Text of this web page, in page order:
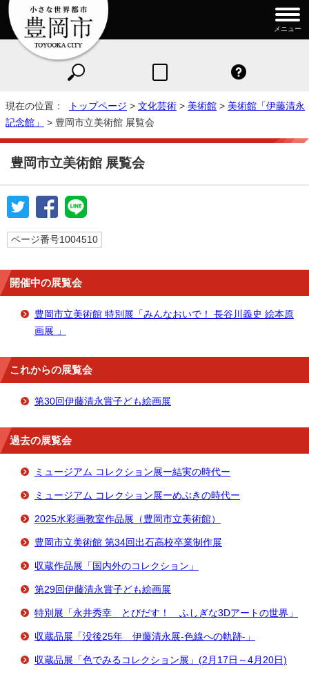
メニュー
現在の位置： トップページ > 文化芸術 > 美術館 > 美術館「伊藤清永
記念館」
> 豊岡市立美術館 展覧会
豊岡市立美術館 展覧会
ページ番号1004510
開催中の展覧会
豊岡市立美術館 特別展「みんなおいで！ 長谷川義史 絵本原
画展 」
これからの展覧会
第30回伊藤清永賞子ども絵画展
過去の展覧会
ミュージアム コレクション展ー結実の時代ー
ミュージアム コレクション展ーめぶきの時代ー
2025水彩画教室作品展（豊岡市立美術館）
豊岡市立美術館 第34回出石高校卒業制作展
収蔵作品展「国内外のコレクション」
第29回伊藤清永賞子ども絵画展
特別展「永井秀幸 とびだす！ ふしぎな3Dアートの世界」
収蔵品展「没後25年 伊藤清永展-色線への軌跡-」
収蔵品展「色でみるコレクション展」(2月17日～4月20日)